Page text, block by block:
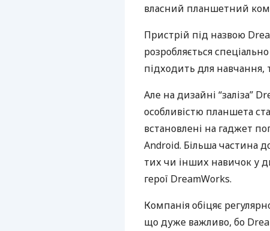
власний планшетний
Пристрій під назвою
розробляється
підходить для
Але на дизайні “заліза”
особливістю планшета
встановлені на гаджет
Android. Більша частина
тих чи інших навичок у
герої DreamWorks.
Компанія обіцяє
що дуже важливо, бо